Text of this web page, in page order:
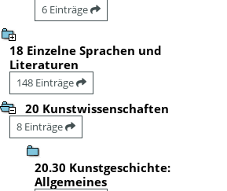
6 Einträge
18 Einzelne Sprachen und
Literaturen
148 Einträge
20 Kunstwissenschaften
8 Einträge
20.30 Kunstgeschichte:
Allgemeines